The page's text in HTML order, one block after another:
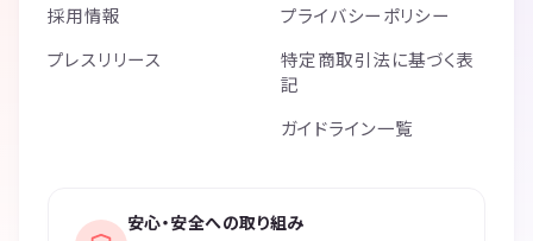
採用情報
プレスリリース
プライバシーポリシー
特定商取引法に基づく表
記
ガイドライン一覧
安心・安全への取り組み